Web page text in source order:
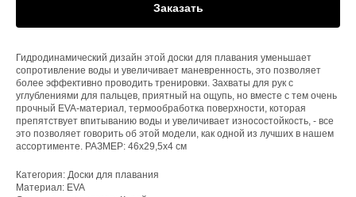
Заказать
Гидродинамический дизайн этой доски для плавания уменьшает
сопротивление воды и увеличивает маневренность, это позволяет
более эффективно проводить тренировки. Захваты для рук с
углублениями для пальцев, приятный на ощупь, но вместе с тем очень
прочный EVA-материал, термообработка поверхности, которая
препятствует впитыванию воды и увеличивает износостойкость, - все
это позволяет говорить об этой модели, как одной из лучших в нашем
ассортименте. РАЗМЕР: 46x29,5x4 см
Категория: Доски для плавания
Материал: EVA